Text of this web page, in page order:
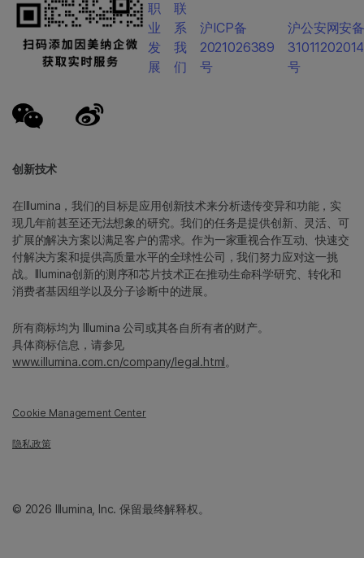
创新技术
在Illumina，我们的目标是应用创新技术来分析遗传变异和功能，实
现几年前甚至还无法想象的研究。我们的任务是提供创新、灵活、可
扩展的解决方案以满足客户的需求。作为一家重视合作互动、快速交
付解决方案和提供高质量水平的全球性公司，我们努力应对这一挑
战。Illumina创新的测序和芯片技术正在推动生命科学研究、转化和
消费者基因组学以及分子诊断中的进展。
所有商标均为 Illumina 公司或其各自所有者的财产。
具体商标信息，请参见
www.illumina.com.cn/company/legal.html。
Cookie Management Center
隐私政策
职
业
发
展
联
系
我
们
沪ICP备
2021026389
号
沪公安网安
号
© 2026 Illumina, Inc. 保留最终解释权。